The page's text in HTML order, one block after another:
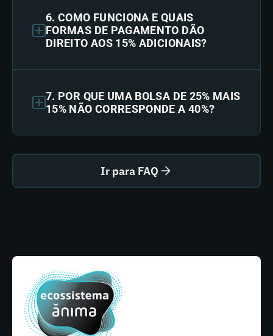
6. COMO FUNCIONA E QUAIS
FORMAS DE PAGAMENTO DÃO
DIREITO AOS 15% ADICIONAIS?
7. POR QUE UMA BOLSA DE 25% MAIS
15% NÃO CORRESPONDE A 40%?
Ir para FAQ